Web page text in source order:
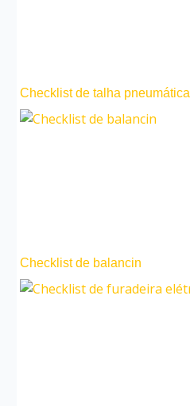
Checklist de talha pneumática
Checklist de balancin